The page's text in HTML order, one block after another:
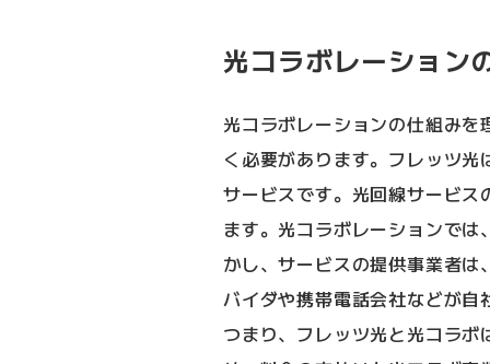
光コラボレーション
光コラボレーションの仕組み
く必要があります。フレッツ
サービスです。光回線サービ
ます。光コラボレーションで
かし、サービスの提供事業者
バイダや携帯電話会社などが
つまり、フレッツ光と光コラ